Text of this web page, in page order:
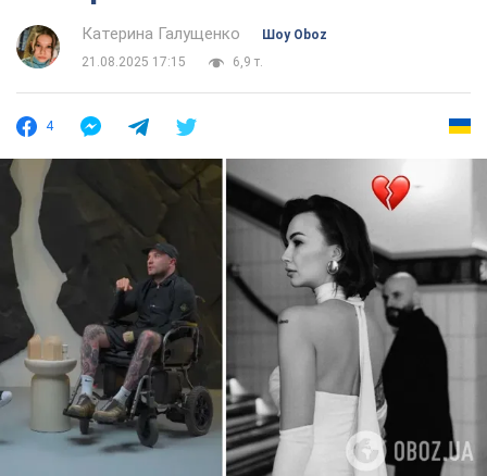
Катерина Галущенко
Шоу Oboz
21.08.2025 17:15
6,9 т.
4